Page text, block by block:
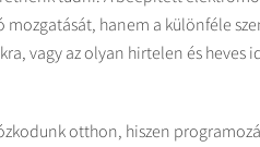
hanem a különféle
vagy az olyan hirtelen és heves
otthon, hiszen